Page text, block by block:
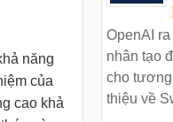
năng
của
cao khả
OpenAI
nhân tạo
cho
thiệu về